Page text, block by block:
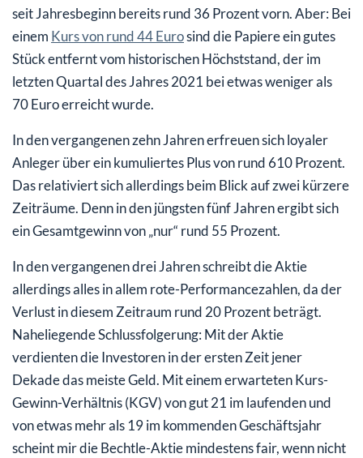
seit Jahresbeginn bereits rund 36 Prozent vorn. Aber: Bei
einem Kurs von rund 44 Eurosind die Papiere ein gutes
Stück entfernt vom historischen Höchststand, der im
letzten Quartal des Jahres 2021 bei etwas weniger als
70 Euro erreicht wurde.
In den vergangenen zehn Jahren erfreuen sich loyaler
Anleger über ein kumuliertes Plus von rund 610 Prozent.
Das relativiert sich allerdings beim Blick auf zwei kürzere
Zeiträume. Denn in den jüngsten fünf Jahren ergibt sich
ein Gesamtgewinn von „nur“ rund 55 Prozent.
In den vergangenen drei Jahren schreibt die Aktie
allerdings alles in allem rote-Performancezahlen, da der
Verlust in diesem Zeitraum rund 20 Prozent beträgt.
Naheliegende Schlussfolgerung: Mit der Aktie
verdienten die Investoren in der ersten Zeit jener
Dekade das meiste Geld. Mit einem erwarteten Kurs-
Gewinn-Verhältnis (KGV) von gut 21 im laufenden und
von etwas mehr als 19 im kommenden Geschäftsjahr
scheint mir die Bechtle-Aktie mindestens fair, wenn nicht